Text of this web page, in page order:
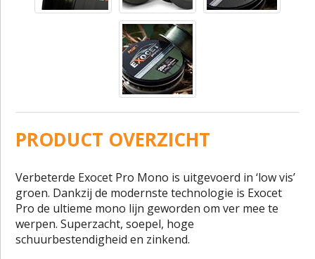
PRODUCT OVERZICHT
Verbeterde Exocet Pro Mono is uitgevoerd in ‘low vis’
groen. Dankzij de modernste technologie is Exocet
Pro de ultieme mono lijn geworden om ver mee te
werpen. Superzacht, soepel, hoge
schuurbestendigheid en zinkend.